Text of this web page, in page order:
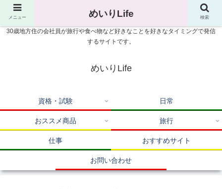
30歳地方住の会社員が旅行や食べ物など好きなことを好きなタイミングで発信
するサイトです。
めいりLife
資格・試験 日常
おススメ商品 旅行
仕事 おすすめサイト
お問い合わせ
メニュー めいりLife 検索